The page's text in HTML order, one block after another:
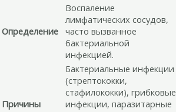
Определение
Воспаление
лимфатических сосудов,
часто вызванное
бактериальной
инфекцией.
Причины
Бактериальные инфекции
(стрептококки,
стафилококки), грибковые
инфекции, паразитарные